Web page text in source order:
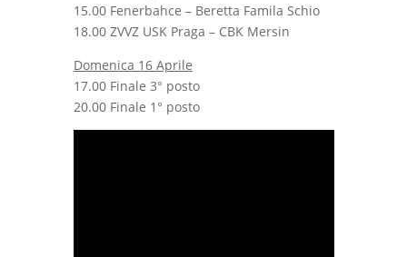
15.00 Fenerbahce – Beretta Famila Schio
18.00 ZVVZ USK Praga – CBK Mersin
Domenica 16 Aprile
17.00 Finale 3° posto
20.00 Finale 1° posto